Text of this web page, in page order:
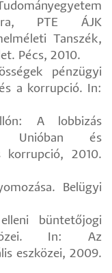
PTE ÁJK
Tanszék,
Pécs, 2010.
pénzügyi
a korrupció. In:
A lobbizás
Unióban és
korrupció, 2010.
Belügyi
büntetőjogi
In: Az
eszközei, 2009.